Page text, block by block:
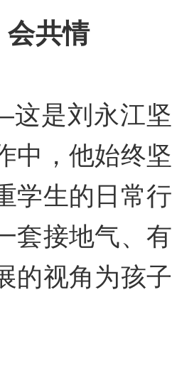
会共情
这是刘永江坚
中，他始终坚
学生的日常行
套接地气、有
的视角为孩子